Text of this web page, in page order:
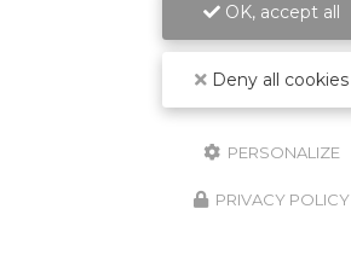
OK, accept all
Deny all cookies
PERSONALIZE
PRIVACY POLICY